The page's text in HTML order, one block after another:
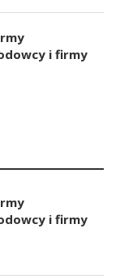
i firmy
i firmy